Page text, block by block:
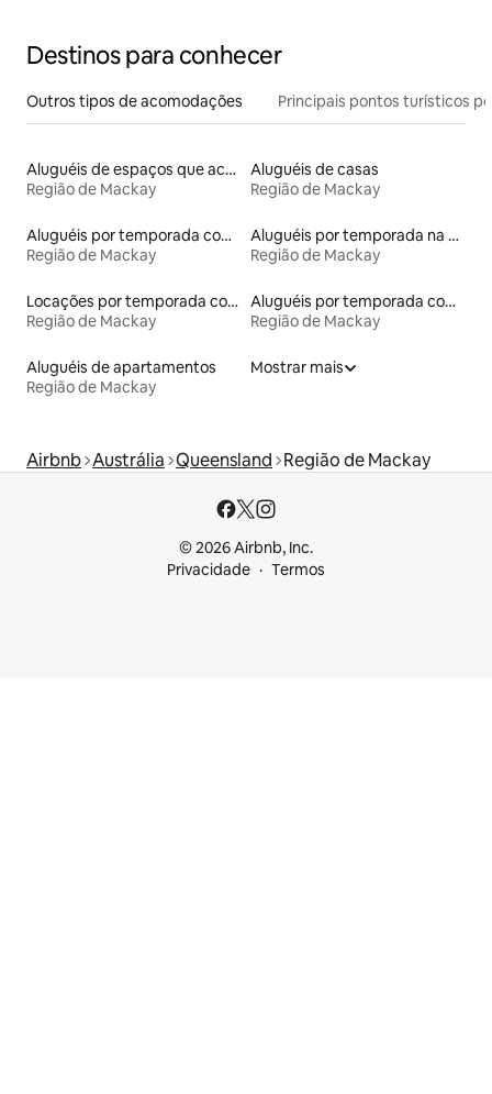
Destinos para conhecer
Outros tipos de acomodações Principais pontos turísticos
Aluguéis de espaços que aceitam animais de estimação
Região de Mackay
Aluguéis de casas
Região de Mackay
Aluguéis por temporada com banheira de hidromassagem
Região de Mackay
Aluguéis por temporada na orla
Região de Mackay
Locações por temporada com piscina
Região de Mackay
Aluguéis por temporada com acesso à praia
Região de Mackay
Aluguéis de apartamentos
Região de Mackay
Mostrar mais
Airbnb Austrália Queensland Região de Mackay
© 2026 Airbnb, Inc.
Privacidade
Termos